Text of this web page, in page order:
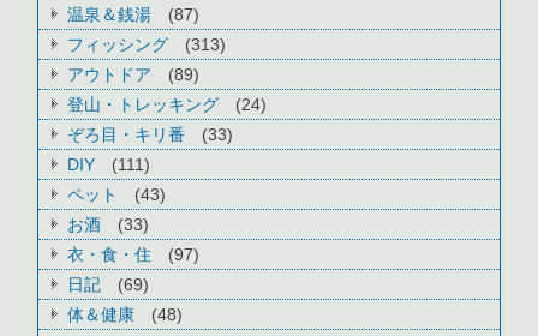
温泉＆銭湯
(87)
フィッシング
(313)
アウトドア
(89)
登山・トレッキング
(24)
ぞろ目・キリ番
(33)
DIY
(111)
ペット
(43)
お酒
(33)
衣・食・住
(97)
日記
(69)
体＆健康
(48)